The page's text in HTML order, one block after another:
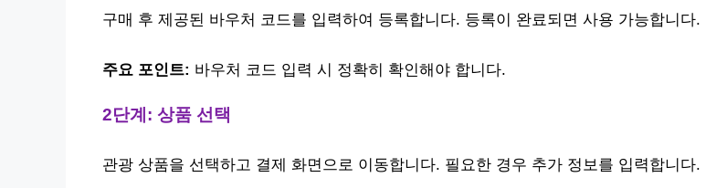
구매 후 제공된 바우처 코드를 입력하여 등록합니다. 등록이 완료되면 사용 가능합니다.
주요 포인트: 바우처 코드 입력 시 정확히 확인해야 합니다.
2단계: 상품 선택
관광 상품을 선택하고 결제 화면으로 이동합니다. 필요한 경우 추가 정보를 입력합니다.